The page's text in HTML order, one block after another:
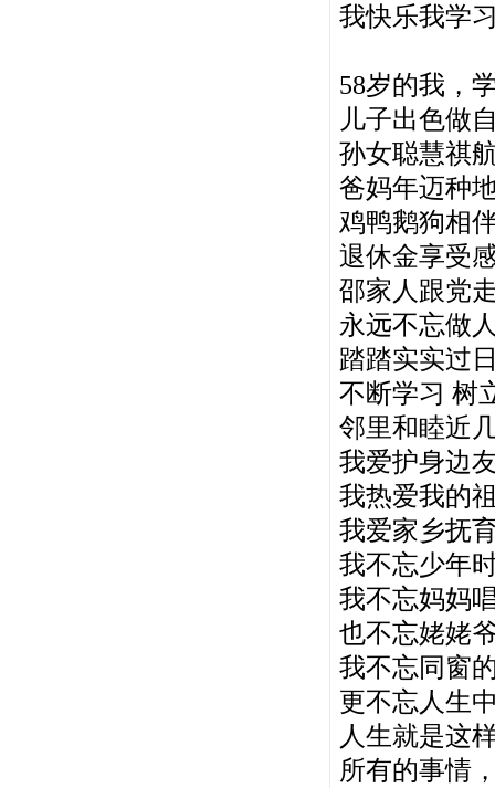
我快乐我学
58岁的我，
儿子出色做
孙女聪慧祺
爸妈年迈种
鸡鸭鹅狗相
退休金享受
邵家人跟党
永远不忘做
踏踏实实过
不断学习 树
邻里和睦近
我爱护身边
我热爱我的
我爱家乡抚
我不忘少年
我不忘妈妈
也不忘姥姥
我不忘同窗
更不忘人生
人生就是这
所有的事情